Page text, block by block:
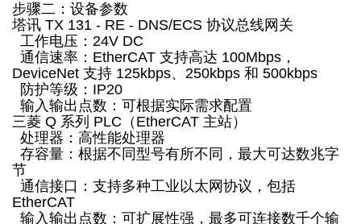
步骤二：设备参数
塔讯 TX 131 - RE - DNS/ECS 协议总线网关
工作电压：24V DC
通信速率：EtherCAT 支持高达 100Mbps，
DeviceNet 支持 125kbps、250kbps 和 500kbps
防护等级：IP20
输入输出点数：可根据实际需求配置
三菱 Q 系列 PLC（EtherCAT 主站）
处理器：高性能处理器
存容量：根据不同型号有所不同，最大可达数兆字
节
通信接口：支持多种工业以太网协议，包括
EtherCAT
输入输出点数：可扩展性强，最多可连接数千个输